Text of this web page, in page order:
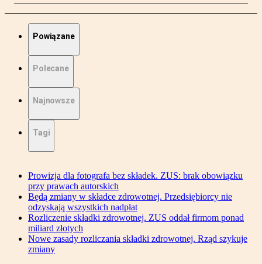
Powiązane
Polecane
Najnowsze
Tagi
Prowizja dla fotografa bez składek. ZUS: brak obowiązku
przy prawach autorskich
Będą zmiany w składce zdrowotnej. Przedsiębiorcy nie
odzyskają wszystkich nadpłat
Rozliczenie składki zdrowotnej. ZUS oddał firmom ponad
miliard złotych
Nowe zasady rozliczania składki zdrowotnej. Rząd szykuje
zmiany